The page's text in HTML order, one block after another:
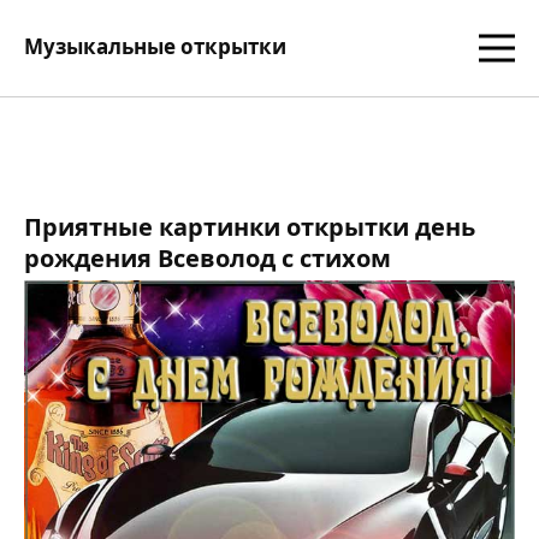
Музыкальные открытки
Приятные картинки открытки день
рождения Всеволод с стихом